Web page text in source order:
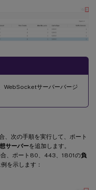
WebSocketサーバーバージ
、次の手順を実行して、ポート
サーバーを追加します。
、ポート80、443、1801の負
を示します：